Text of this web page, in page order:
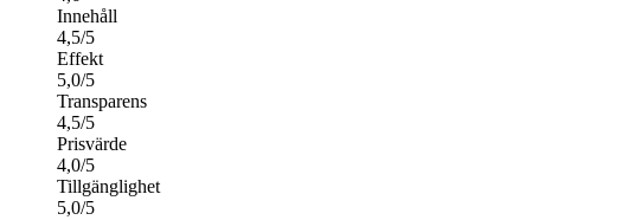
Innehåll
4,5/5
Effekt
5,0/5
Transparens
4,5/5
Prisvärde
4,0/5
Tillgänglighet
5,0/5